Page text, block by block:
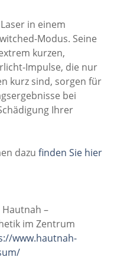
in einem
Modus. Seine
kurzen,
Impulse, die nur
kurz sind, sorgen für
bei
Ihrer
dazu finden Sie hier
–
im Zentrum
www.hautnah-